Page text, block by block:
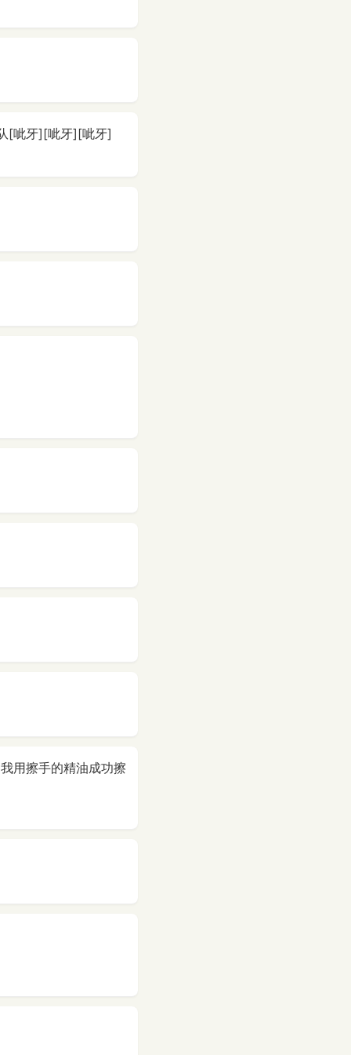
[呲牙][呲牙][呲牙]
用擦手的精油成功擦